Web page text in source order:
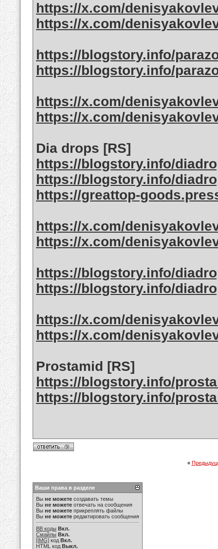
https://x.com/
https://x.com/
https://blogstory.info/
https://blogstory.info/
https://x.com/
https://x.com/
Dia drops [RS]
https://blogstory.info/
https://blogstory.info/
https://greattop-
https://x.com/
https://x.com/
https://blogstory.info/
https://blogstory.info/
https://x.com/
https://x.com/
Prostamid [RS]
https://blogstory.info/
https://blogstory.info/
«
Ваши права в разделе
Вы не можете создавать темы
Вы не можете отвечать на сообщения
Вы не можете прикреплять файлы
Вы не можете редактировать сообщения
BB коды Вкл.
Смайлы Вкл.
[IMG] код Вкл.
HTML код Выкл.